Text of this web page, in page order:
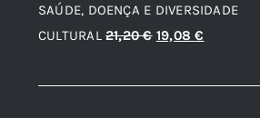
era:
10,49 €.
é:
9,44 €.
SAÚDE, DOENÇA E DIVERSIDADE
CULTURAL 21,20€ O
original
19,08€
atual